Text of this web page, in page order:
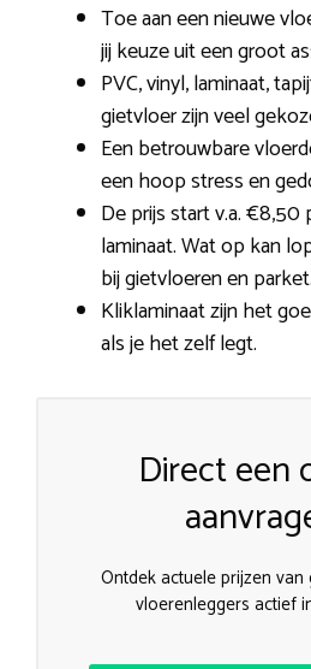
Toe aan een nieuwe
jij keuze uit een groot
PVC, vinyl, laminaat,
gietvloer zijn veel
Een betrouwbare
een hoop stress en
De prijs start v.a. €8,50
laminaat. Wat op kan
bij gietvloeren en parket.
Kliklaminaat zijn het
als je het zelf legt.
Direct een
Ontdek actuele prijzen
vloerenleggers actief